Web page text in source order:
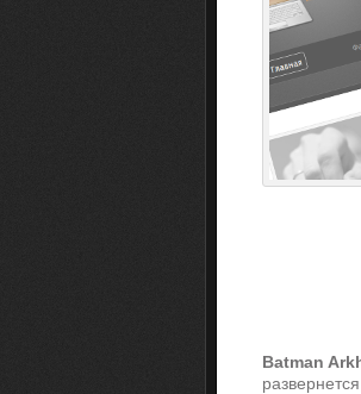
Batman